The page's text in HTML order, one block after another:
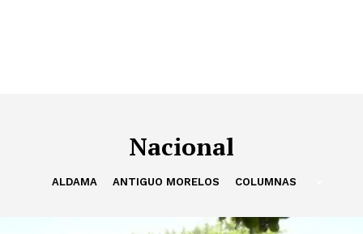
Nacional
ALDAMA ANTIGUO MORELOS COLUMNAS